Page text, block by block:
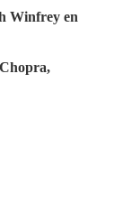
Winfrey en